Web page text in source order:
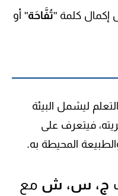
إكمال كلمة "تُفَّاحَة" أو
ليشمل البيئة
فيتعرف على
المحيطة به.
ج، س، ش مع